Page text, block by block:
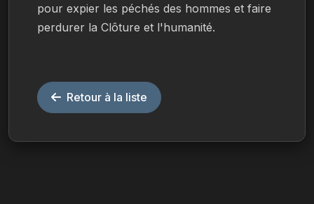
pour expier les péchés des hommes et faire
perdurer la Clôture et l'humanité.
Retour à la liste